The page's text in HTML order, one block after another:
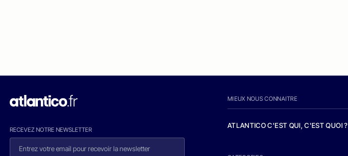
RECEVEZ NOTRE NEWSLETTER
MIEUX NOUS CONNAITRE
ATLANTICO C'EST QUI, C'EST QUOI ?